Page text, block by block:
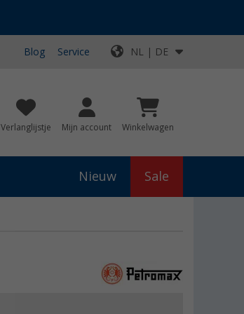
Blog Service NL | DE
Verlanglijstje Mijn account Winkelwagen
Nieuw Sale